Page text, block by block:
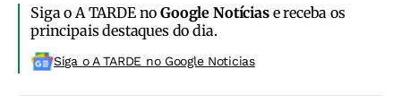
Siga o A TARDE noGoogle Notíciase receba os
principais destaques do dia.
Siga o A TARDE no Google Noticias